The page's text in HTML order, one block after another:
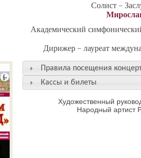
Солист –
Академический
Дирижер – лауреат
Правила посещения
Кассы и билеты
Художественный
Народный артист